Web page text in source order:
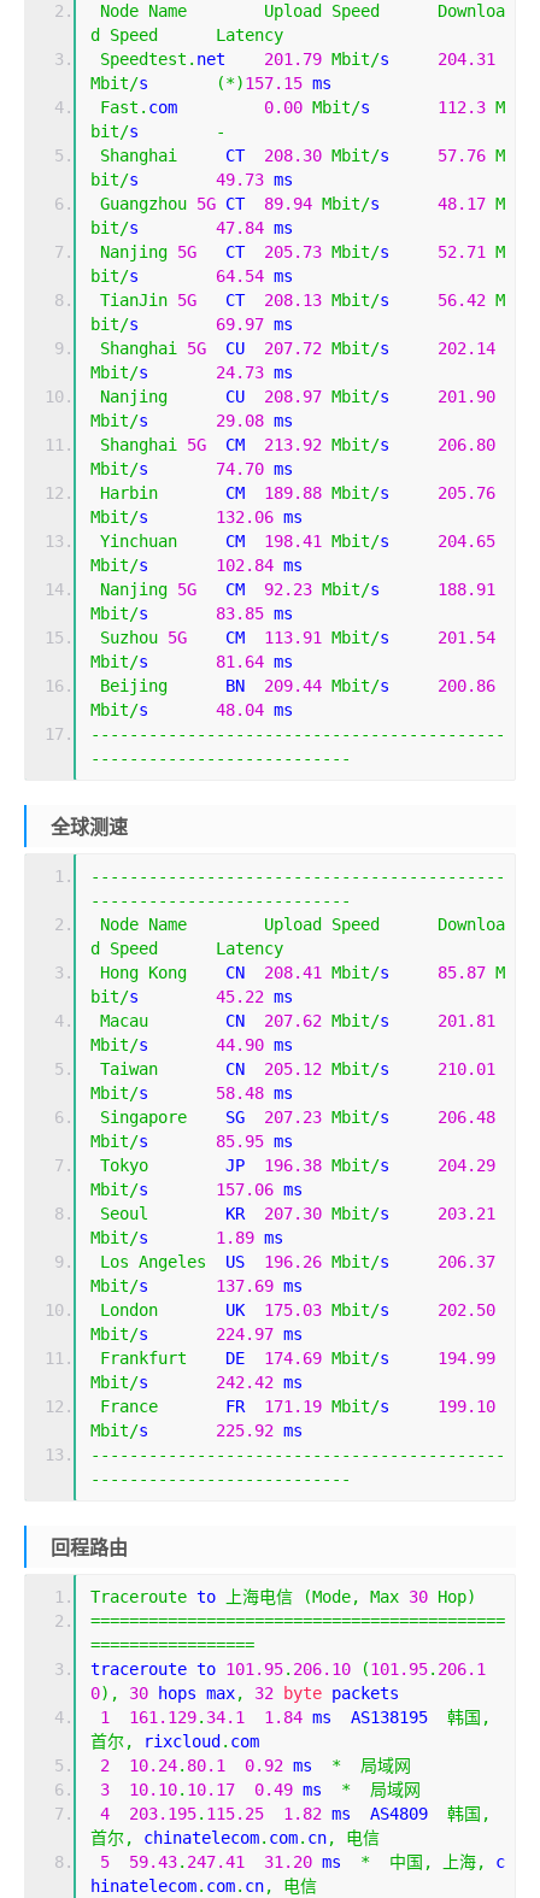
Node Name Upload Speed
Downloa
d
Speed
Latency
Speedtest . net 201.79 Mbit/s 204.31
Mbit/s (*)157.15 ms
Fast . com 0.00 Mbit/s 112.3 M
bit/s
-
Shanghai
     CT
208.30 Mbit/s 57.76 M
bit/s 49.73 ms
Guangzhou 5G CT 89.94 Mbit/s 48.17 M
bit/s 47.84 ms
Nanjing 5G
   CT
205.73 Mbit/s 52.71
M
bit/s 64.54 ms
TianJin 5G
   CT
208.13 Mbit/s 56.42 M
bit/s 69.97 ms
Shanghai
5G
  CU
207.72 Mbit/s 202.14
Mbit/s 24.73 ms
Nanjing
      CU
208.97 Mbit/s 201.90
Mbit/s 29.08 ms
Shanghai
5G
  CM
213.92 Mbit/s 206.80
Mbit/s 74.70 ms
Harbin
       CM
189.88 Mbit/s 205.76
Mbit/s 132.06 ms
Yinchuan
     CM
198.41 Mbit/s 204.65
Mbit/s 102.84 ms
Nanjing 5G
   CM
92.23 Mbit/s 188.91
Mbit/s 83.85 ms
Suzhou 5G
    CM
113.91 Mbit/s 201.54
Mbit/s 81.64 ms
Beijing
      BN
209.44 Mbit/s 200.86
Mbit/s 48.04 ms
-------------------------------------------
---------------------------
全球测速
-------------------------------------------
---------------------------
Node Name Upload Speed
Downloa
d
Speed
Latency
Hong Kong
    CN
208.41 Mbit/s 85.87 M
bit/s 45.22 ms
Macau
        CN
207.62 Mbit/s 201.81
Mbit/s 44.90 ms
Taiwan
       CN
205.12 Mbit/s 210.01
Mbit/s 58.48 ms
Singapore
    SG
207.23 Mbit/s 206.48
Mbit/s 85.95 ms
Tokyo
        JP
196.38 Mbit/s 204.29
Mbit/s 157.06 ms
Seoul
        KR
207.30 Mbit/s 203.21
Mbit/s 1.89 ms
Los Angeles
  US
196.26 Mbit/s 206.37
Mbit/s 137.69 ms
London
       UK
175.03 Mbit/s 202.50
Mbit/s 224.97 ms
Frankfurt
    DE
174.69 Mbit/s 194.99
Mbit/s 242.42 ms
France
       FR
171.19 Mbit/s 199.10
Mbit/s 225.92 ms
-------------------------------------------
---------------------------
回程路由
Traceroute to 上海电信 (Mode, Max 30 Hop)
===========================================
=================
traceroute to 101.95. 206.10 (101.95. 206.1
0), 30 hops max, 32 byte packets
1
161.129. 34.1 1.84 ms  AS138195 韩国,
首尔,
rixcloud . com
2
10.24. 80.1 0.92 ms *
局域网
3
10.10. 10.17 0.49 ms *
局域网
4
203.195. 115.25 1.82 ms  AS4809 韩国,
首尔,
chinatelecom. com. cn,
电信
5
59.43. 247.41 31.20 ms * 中国, 上海,
c
hinatelecom. com. cn,
电信